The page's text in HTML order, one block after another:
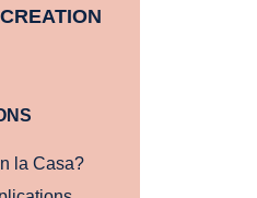
la Casa?